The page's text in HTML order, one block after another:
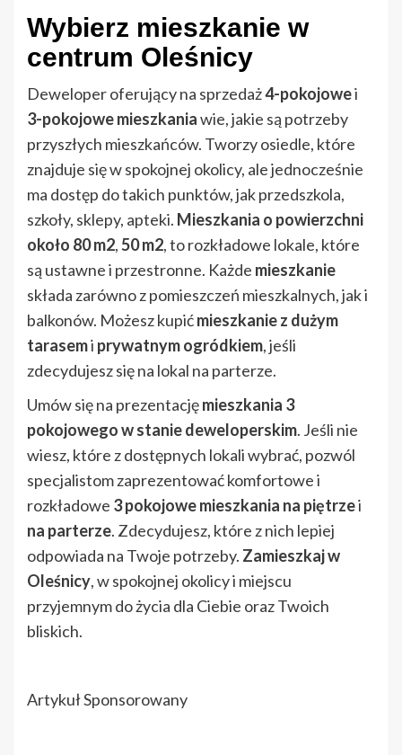
Wybierz mieszkanie w
centrum Oleśnicy
Deweloper oferujący na sprzedaż4-pokojowei
3-pokojowe mieszkaniawie, jakie są potrzeby
przyszłych mieszkańców. Tworzy osiedle, które
znajduje się w spokojnej okolicy, ale jednocześnie
ma dostęp do takich punktów, jak przedszkola,
szkoły, sklepy, apteki. Mieszkania o powierzchni
około 80 m2,50 m2, to rozkładowe lokale, które
są ustawne i przestronne. Każde mieszkanie
składa zarówno z pomieszczeń mieszkalnych, jak i
balkonów. Możesz kupićmieszkanie z dużym
tarasemi prywatnym ogródkiem, jeśli
zdecydujesz się na lokal na parterze.
Umów się na prezentacjęmieszkania 3
pokojowego w stanie deweloperskim. Jeśli nie
wiesz, które z dostępnych lokali wybrać, pozwól
specjalistom zaprezentować komfortowe i
rozkładowe 3 pokojowe mieszkania na piętrzei
na parterze. Zdecydujesz, które z nich lepiej
odpowiada na Twoje potrzeby. Zamieszkaj w
Oleśnicy, w spokojnej okolicy i miejscu
przyjemnym do życia dla Ciebie oraz Twoich
bliskich.
Artykuł Sponsorowany